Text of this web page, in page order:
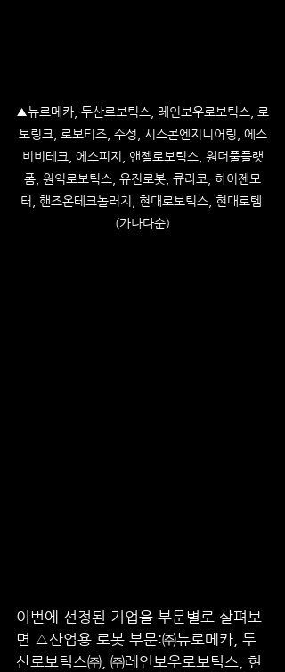
▲뉴로메카, 두산로보틱스, 레인보우로보틱스, 로
보링크, 로보티즈, 수성, 시스콘엔지니어링, 에스
비비테크, 에스피지, 앤젤로보틱스, 원더풀플랫
폼, 원익로보틱스, 유진로봇, 큐라코, 하이젠모
터, 핸즈온테크놀러지, 현대로보틱스, 현대로템
(가나다순)
이번에 선정된 기업을 부문별로 살펴보
면 △산업용 로봇 부문:㈜뉴로메카, 두
산로보틱스㈜, ㈜레인보우로보틱스, 현